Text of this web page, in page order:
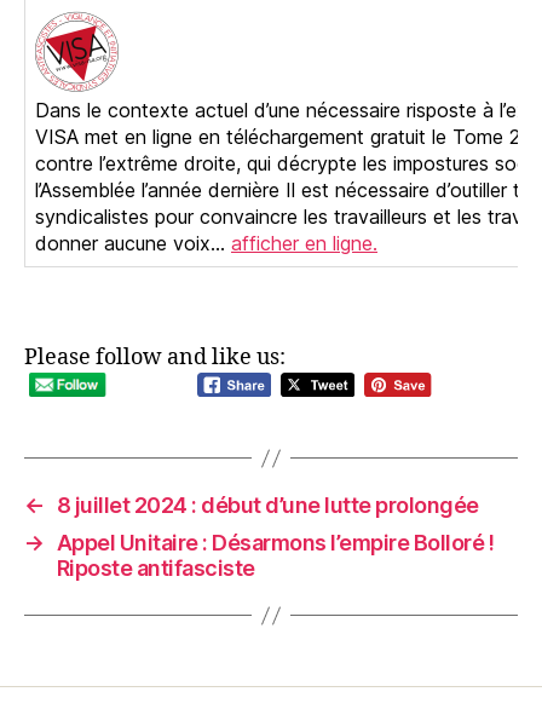
Dans le contexte actuel d’une nécessaire risposte à
VISA met en ligne en téléchargement gratuit le Tome 2
contre l’extrême droite, qui décrypte les impostures
l’Assemblée l’année dernière Il est nécessaire d’outiller
syndicalistes pour convaincre les travailleurs et les
donner aucune voix… afficher en ligne.
Please follow and like us:
←
8 juillet 2024 : début d’une lutte prolongée
→
Appel Unitaire : Désarmons l’empire Bolloré !
Riposte antifasciste